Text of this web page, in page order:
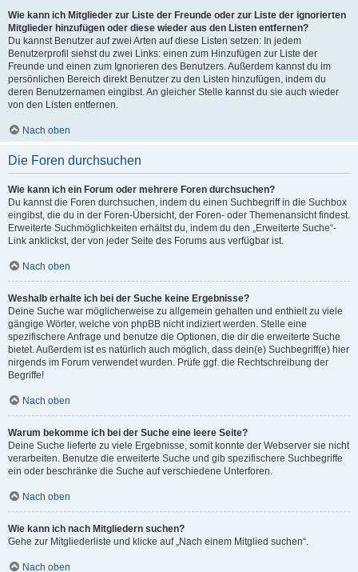
Wie kann ich Mitglieder zur Liste der Freunde oder zur Liste der ignorierten
Mitglieder hinzufügen oder diese wieder aus den Listen entfernen?
Du kannst Benutzer auf zwei Arten auf diese Listen setzen: In jedem
Benutzerprofil siehst du zwei Links: einen zum Hinzufügen zur Liste der
Freunde und einen zum Ignorieren des Benutzers. Außerdem kannst du im
persönlichen Bereich direkt Benutzer zu den Listen hinzufügen, indem du
deren Benutzernamen eingibst. An gleicher Stelle kannst du sie auch wieder
von den Listen entfernen.
Nach oben
Die Foren durchsuchen
Wie kann ich ein Forum oder mehrere Foren durchsuchen?
Du kannst die Foren durchsuchen, indem du einen Suchbegriff in die Suchbox
eingibst, die du in der Foren-Übersicht, der Foren- oder Themenansicht findest.
Erweiterte Suchmöglichkeiten erhältst du, indem du den „Erweiterte Suche“-
Link anklickst, der von jeder Seite des Forums aus verfügbar ist.
Nach oben
Weshalb erhalte ich bei der Suche keine Ergebnisse?
Deine Suche war möglicherweise zu allgemein gehalten und enthielt zu viele
gängige Wörter, welche von phpBB nicht indiziert werden. Stelle eine
spezifischere Anfrage und benutze die Optionen, die dir die erweiterte Suche
bietet. Außerdem ist es natürlich auch möglich, dass dein(e) Suchbegriff(e) hier
nirgends im Forum verwendet wurden. Prüfe ggf. die Rechtschreibung der
Begriffe!
Nach oben
Warum bekomme ich bei der Suche eine leere Seite?
Deine Suche lieferte zu viele Ergebnisse, somit konnte der Webserver sie nicht
verarbeiten. Benutze die erweiterte Suche und gib spezifischere Suchbegriffe
ein oder beschränke die Suche auf verschiedene Unterforen.
Nach oben
Wie kann ich nach Mitgliedern suchen?
Gehe zur Mitgliederliste und klicke auf „Nach einem Mitglied suchen“.
Nach oben